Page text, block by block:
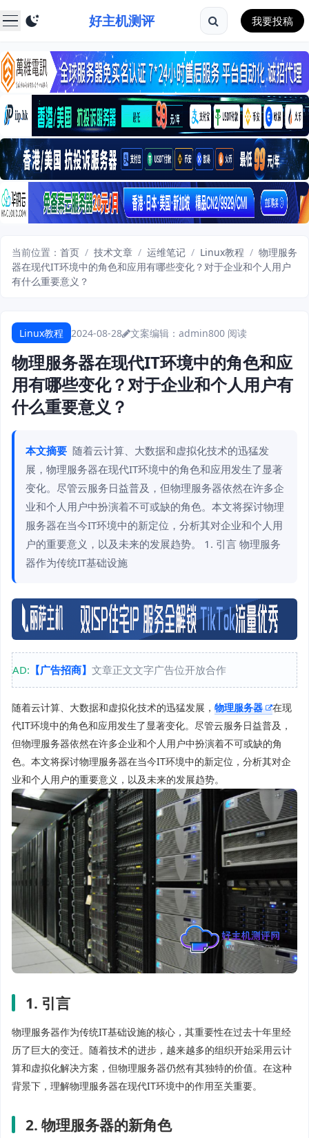
好主机测评 我要投稿
当前位置： 首页 / 技术文章 / 运维笔记 / Linux教程 / 物理服务
器在现代IT环境中的角色和应用有哪些变化？对于企业和个人用户
有什么重要意义？
Linux教程 2024-08-28 文案编辑：admin800 阅读
物理服务器在现代IT环境中的角色和应
用有哪些变化？对于企业和个人用户有
什么重要意义？
本文摘要 随着云计算、大数据和虚拟化技术的迅猛发
展，物理服务器在现代IT环境中的角色和应用发生了显著
变化。尽管云服务日益普及，但物理服务器依然在许多企
业和个人用户中扮演着不可或缺的角色。本文将探讨物理
服务器在当今IT环境中的新定位，分析其对企业和个人用
户的重要意义，以及未来的发展趋势。 1. 引言 物理服务
器作为传统IT基础设施
AD: 【广告招商】 文章正文文字广告位开放合作
随着云计算、大数据和虚拟化技术的迅猛发展， 物理服务器
在现
代IT环境中的角色和应用发生了显著变化。尽管云服务日益普及，
但物理服务器依然在许多企业和个人用户中扮演着不可或缺的角
色。本文将探讨物理服务器在当今IT环境中的新定位，分析其对企
业和个人用户的重要意义，以及未来的发展趋势。
1. 引言
物理服务器作为传统IT基础设施的核心，其重要性在过去十年里经
历了巨大的变迁。随着技术的进步，越来越多的组织开始采用云计
算和虚拟化解决方案，但物理服务器仍然有其独特的价值。在这种
背景下，理解物理服务器在现代IT环境中的作用至关重要。
2. 物理服务器的新角色